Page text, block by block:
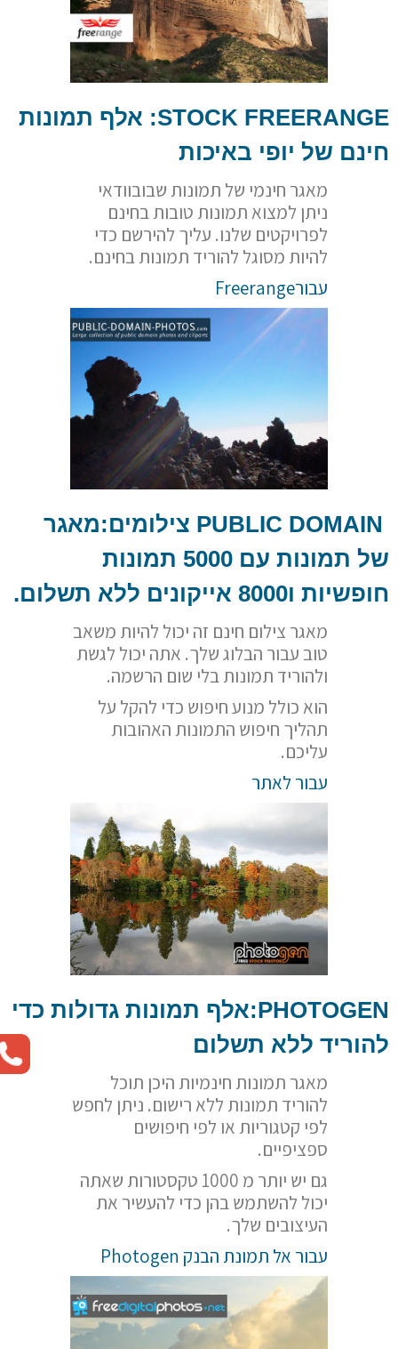
STOCK FREERANGE: אלף תמונות
חינם של יופי באיכות
מאגר חינמי של תמונות שבובוודאי
ניתן למצוא תמונות טובות בחינם
לפרויקטים שלנו. עליך להירשם כדי
להיות מסוגל להוריד תמונות בחינם.
עבורFreerange
צילומים:מאגר
של תמונות עם 5000 תמונות
חופשיות ו8000 אייקונים ללא תשלום.
מאגר צילום חינם זה יכול להיות משאב
טוב עבור הבלוג שלך. אתה יכול לגשת
ולהוריד תמונות בלי שום הרשמה.
הוא כולל מנוע חיפוש כדי להקל על
תהליך חיפוש התמונות האהובות
עליכם.
עבור לאתר
PHOTOGEN:אלף תמונות גדולות כדי
להוריד ללא תשלום
מאגר תמונות חינמיות היכן תוכל
להוריד תמונות ללא רישום. ניתן לחפש
לפי קטגוריות או לפי חיפושים
ספציפיים.
גם יש יותר מ 1000 טקסטורות שאתה
יכול להשתמש בהן כדי להעשיר את
העיצובים שלך.
עבור אל תמונת הבנק Photogen